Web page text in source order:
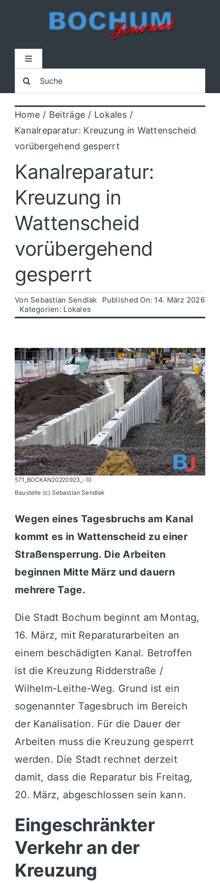
Toggle
Home
Lokal
Blaulicht
Sport
Kultur
Politik
Wirtschaft
Suche
nach:
Home Beiträge
Lokales
Kanalreparatur: Kreuzung in Wattenscheid
vorübergehend gesperrt
Kanalreparatur:
Kreuzung in
Wattenscheid
vorübergehend
gesperrt
Von Sebastian Sendlak
Published On: 14. März 2026
Kategorien: Lokales
571_BOCKAN20220923_-10
Baustelle (c) Sebastian Sendlak
Wegen eines Tagesbruchs am Kanal
kommt es in Wattenscheid zu einer
Straßensperrung. Die Arbeiten
beginnen Mitte März und dauern
mehrere Tage.
Die Stadt Bochum beginnt am Montag,
16. März, mit Reparaturarbeiten an
einem beschädigten Kanal. Betroffen
ist die Kreuzung Ridderstraße /
Wilhelm-Leithe-Weg. Grund ist ein
sogenannter Tagesbruch im Bereich
der Kanalisation. Für die Dauer der
Arbeiten muss die Kreuzung gesperrt
werden. Die Stadt rechnet derzeit
damit, dass die Reparatur bis Freitag,
20. März, abgeschlossen sein kann.
Eingeschränkter
Verkehr an der
Kreuzung